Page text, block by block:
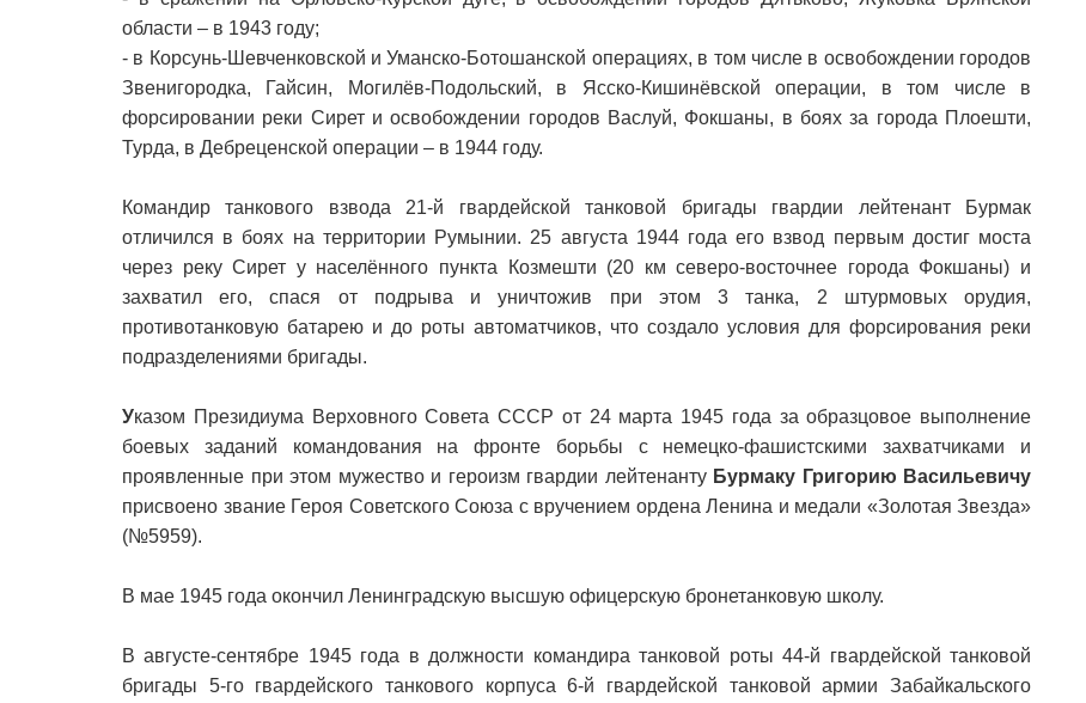
области – в 1943 году;
- в Корсунь-Шевченковской и Уманско-Ботошанской операциях, в том числе в освобождении городов
Звенигородка, Гайсин, Могилёв-Подольский, в Ясско-Кишинёвской операции, в том числе в
форсировании реки Сирет и освобождении городов Васлуй, Фокшаны, в боях за города Плоешти,
Турда, в Дебреценской операции – в 1944 году.
Командир танкового взвода 21-й гвардейской танковой бригады гвардии лейтенант Бурмак
отличился в боях на территории Румынии. 25 августа 1944 года его взвод первым достиг моста
через реку Сирет у населённого пункта Козмешти (20 км северо-восточнее города Фокшаны) и
захватил его, спася от подрыва и уничтожив при этом 3 танка, 2 штурмовых орудия,
противотанковую батарею и до роты автоматчиков, что создало условия для форсирования реки
подразделениями бригады.
Указом Президиума Верховного Совета СССР от 24 марта 1945 года за образцовое выполнение
боевых заданий командования на фронте борьбы с немецко-фашистскими захватчиками и
проявленные при этом мужество и героизм гвардии лейтенанту Бурмаку Григорию Васильевичу
присвоено звание Героя Советского Союза с вручением ордена Ленина и медали «Золотая Звезда»
(№5959).
В мае 1945 года окончил Ленинградскую высшую офицерскую бронетанковую школу.
В августе-сентябре 1945 года в должности командира танковой роты 44-й гвардейской танковой
бригады 5-го гвардейского танкового корпуса 6-й гвардейской танковой армии Забайкальского